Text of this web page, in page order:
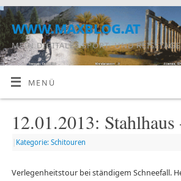
www.maxblog.at
MEIN DIGITALES SPORT- UND
MENÜ
12.01.2013: Stahlhaus
Kategorie: Schitouren
Verlegenheitstour bei ständigem Schneefall.